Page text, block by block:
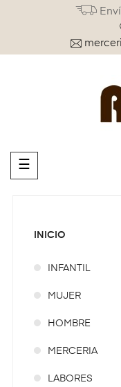
Navegación
de
☰
INICIO
INFANTIL
MUJER
HOMBRE
MERCERIA
LABORES